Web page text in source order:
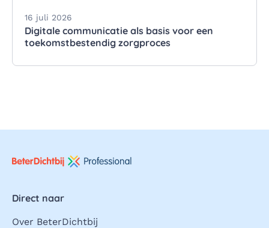
16 juli 2026
Digitale communicatie als basis voor een
toekomstbestendig zorgproces
Direct naar
Over BeterDichtbij